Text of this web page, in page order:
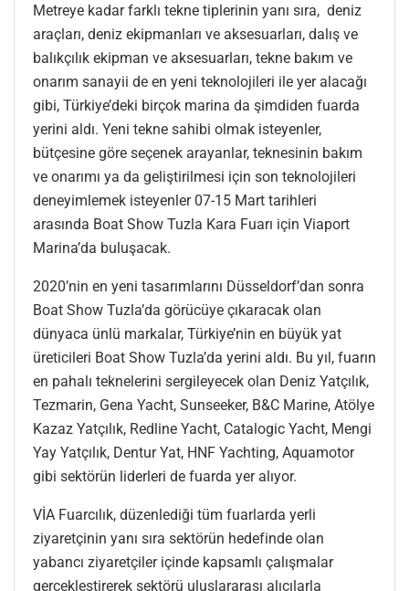
Metreye kadar farklı tekne tiplerinin yanı sıra, deniz
araçları, deniz ekipmanları ve aksesuarları, dalış ve
balıkçılık ekipman ve aksesuarları, tekne bakım ve
onarım sanayii de en yeni teknolojileri ile yer alacağı
gibi, Türkiye’deki birçok marina da şimdiden fuarda
yerini aldı. Yeni tekne sahibi olmak isteyenler,
bütçesine göre seçenek arayanlar, teknesinin bakım
ve onarımı ya da geliştirilmesi için son teknolojileri
deneyimlemek isteyenler 07-15 Mart tarihleri
arasında Boat Show Tuzla Kara Fuarı için Viaport
Marina’da buluşacak.
2020’nin en yeni tasarımlarını Düsseldorf’dan sonra
Boat Show Tuzla’da görücüye çıkaracak olan
dünyaca ünlü markalar, Türkiye’nin en büyük yat
üreticileri Boat Show Tuzla’da yerini aldı. Bu yıl, fuarın
en pahalı teknelerini sergileyecek olan Deniz Yatçılık,
Tezmarin, Gena Yacht, Sunseeker, B&C Marine, Atölye
Kazaz Yatçılık, Redline Yacht, Catalogic Yacht, Mengi
Yay Yatçılık, Dentur Yat, HNF Yachting, Aquamotor
gibi sektörün liderleri de fuarda yer alıyor.
VİA Fuarcılık, düzenlediği tüm fuarlarda yerli
ziyaretçinin yanı sıra sektörün hedefinde olan
yabancı ziyaretçiler içinde kapsamlı çalışmalar
gerçekleştirerek sektörü uluslararası alıcılarla